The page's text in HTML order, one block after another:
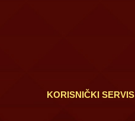
KORISNIČKI SERVIS